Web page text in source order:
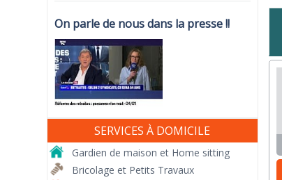
On parle de nous dans la presse !!
SERVICES À DOMICILE
Gardien de maison et Home sitting
Bricolage et Petits Travaux